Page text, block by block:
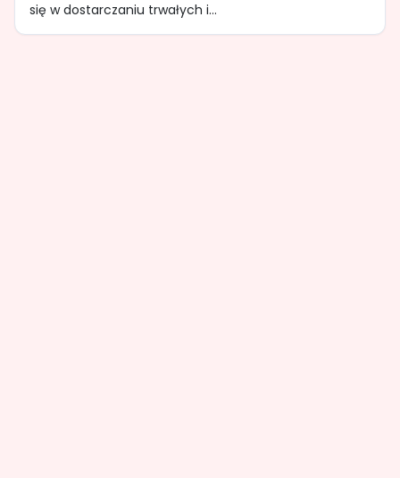
się w dostarczaniu trwałych i...